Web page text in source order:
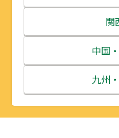
岩
宮
秋
山
栃
群
埼
千
新
富
石
福
関
三
滋
京
中国
鳥
島
九州
福